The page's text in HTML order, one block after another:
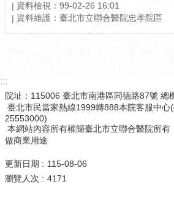
資料檢視：99-02-26 16:01
資料維護：臺北市立聯合醫院忠孝院區
:::
院址：115006 臺北市南港區同德路87號 總
臺北市民當家熱線1999轉888本院客服中心
25553000)
本網站內容所有權歸臺北市立聯合醫院所
做商業用途
更新日期
115-08-06
瀏覽人次
4171